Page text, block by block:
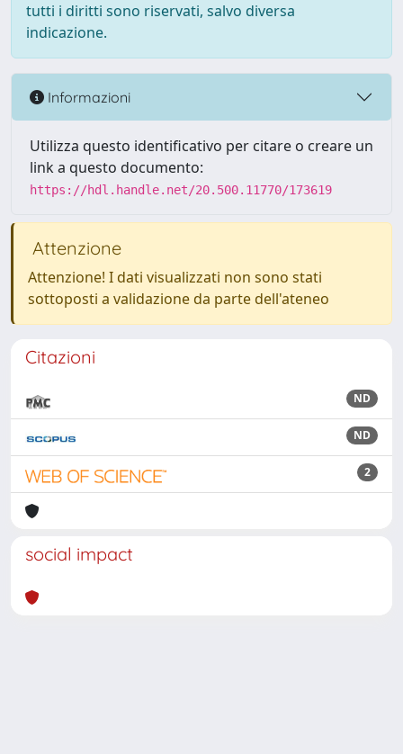
tutti i diritti sono riservati, salvo diversa
indicazione.
Informazioni
Utilizza questo identificativo per citare o creare un
link a questo documento:
https://hdl.handle.net/20.500.11770/173619
Attenzione
Attenzione! I dati visualizzati non sono stati
sottoposti a validazione da parte dell'ateneo
Citazioni
ND
ND
2
social impact